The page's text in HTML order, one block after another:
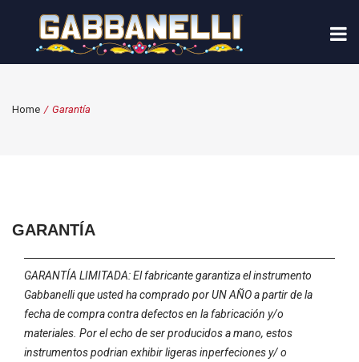
Home / Garantía
GARANTÍA
GARANTÍA LIMITADA: El fabricante garantiza el instrumento
Gabbanelli que usted ha comprado por UN AÑO a partir de la
fecha de compra contra defectos en la fabricación y/o
materiales. Por el echo de ser producidos a mano, estos
instrumentos podrian exhibir ligeras inperfeciones y/ o